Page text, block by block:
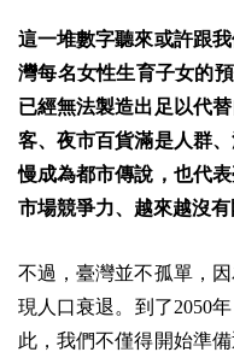
這一堆數字聽來或許跟
灣每名女性生育子女的
已經無法製造出足以代
客、夜市百貨滿是人群
慢成為都市傳說，也代
市場競爭力、越來越沒有
不過，臺灣並不孤單，
現人口衰退。到了2050
此，我們不僅得開始準